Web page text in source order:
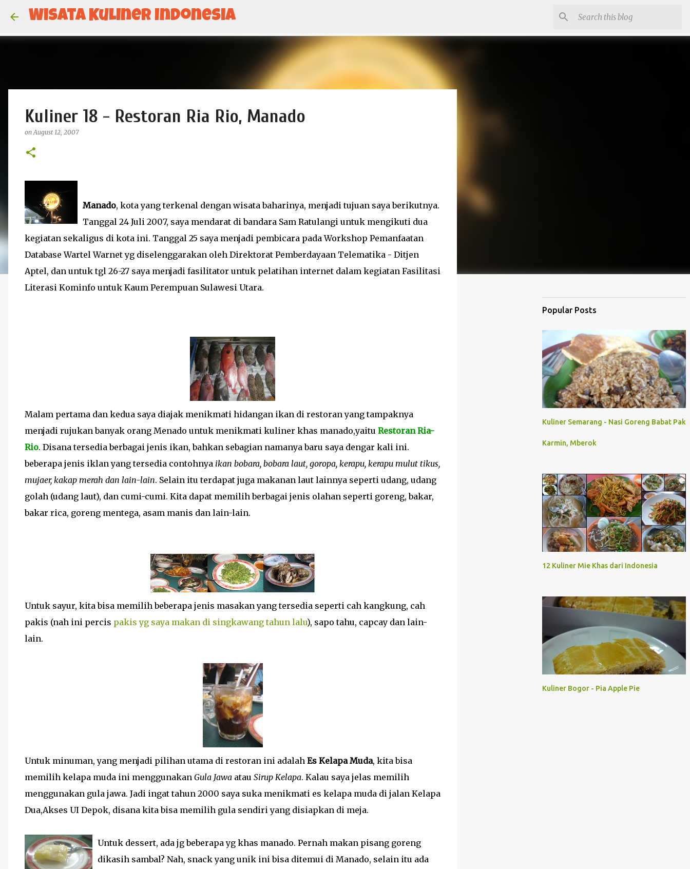
Wisata Kuliner Indonesia
Kuliner 18 - Restoran Ria Rio, Manado
onAugust 12, 2007
Manado, kota yang terkenal dengan wisata baharinya, menjadi tujuan saya berikutnya.
Tanggal 24 Juli 2007, saya mendarat di bandara Sam Ratulangi untuk mengikuti dua
kegiatan sekaligus di kota ini. Tanggal 25 saya menjadi pembicara pada Workshop Pemanfaatan
Database Wartel Warnet yg diselenggarakan oleh Direktorat Pemberdayaan Telematika - Ditjen
Aptel, dan untuk tgl 26-27 saya menjadi fasilitator untuk pelatihan internet dalam kegiatan Fasilitasi
Literasi Kominfo untuk Kaum Perempuan Sulawesi Utara.
Malam pertama dan kedua saya diajak menikmati hidangan ikan di restoran yang tampaknya
menjadi rujukan banyak orang Menado untuk menikmati kuliner khas manado,yaitu Restoran Ria-
Rio. Disana tersedia berbagai jenis ikan, bahkan sebagian namanya baru saya dengar kali ini.
beberapa jenis iklan yang tersedia contohnya ikan bobara, bobara laut, goropa, kerapu, kerapu mulut tikus,
mujaer, kakap merah dan lain-lain. Selain itu terdapat juga makanan laut lainnya seperti udang, udang
golah (udang laut), dan cumi-cumi. Kita dapat memilih berbagai jenis olahan seperti goreng, bakar,
bakar rica, goreng mentega, asam manis dan lain-lain.
Untuk sayur, kita bisa memilih beberapa jenis masakan yang tersedia seperti cah kangkung, cah
pakis (nah ini percis pakis yg saya makan di singkawang tahun lalu), sapo tahu, capcay dan lain-
lain.
Untuk minuman, yang menjadi pilihan utama di restoran ini adalah Es Kelapa Muda, kita bisa
memilih kelapa muda ini menggunakan Gula Jawa atau Sirup Kelapa. Kalau saya jelas memilih
menggunakan gula jawa. Jadi ingat tahun 2000 saya suka menikmati es kelapa muda di jalan Kelapa
Dua,Akses UI Depok, disana kita bisa memilih gula sendiri yang disiapkan di meja.
Untuk dessert, ada jg beberapa yg khas manado. Pernah makan pisang goreng
dikasih sambal? Nah, snack yang unik ini bisa ditemui di Manado, selain itu ada
Popular Posts
Kuliner Semarang - Nasi Goreng Babat Pak
Karmin, Mberok
12 Kuliner Mie Khas dari Indonesia
Kuliner Bogor - Pia Apple Pie